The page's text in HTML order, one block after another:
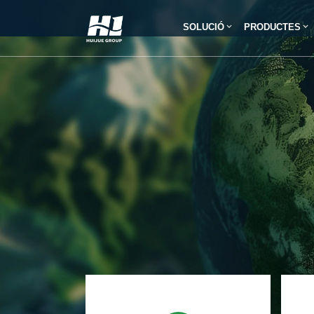
SOLUCIÓ PRODUCTES